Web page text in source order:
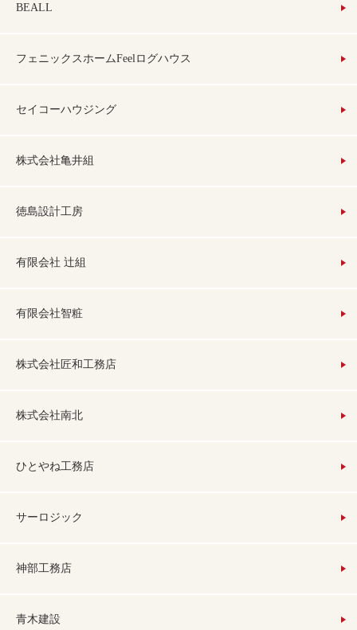
BEALL
フェニックスホームFeelログハウス
セイコーハウジング
株式会社亀井組
徳島設計工房
有限会社 辻組
有限会社智粧
株式会社匠和工務店
株式会社南北
ひとやね工務店
サーロジック
神部工務店
青木建設